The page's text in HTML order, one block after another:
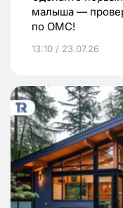
малыша —
по ОМС!
13:10 / 23.07.26